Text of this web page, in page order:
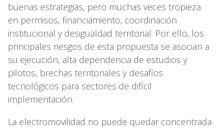
buenas estrategias, pero muchas veces tropieza
en permisos, financiamiento, coordinación
institucional y desigualdad territorial. Por ello, los
principales riesgos de esta propuesta se asocian a
su ejecución, alta dependencia de estudios y
pilotos, brechas territoriales y desafíos
tecnológicos para sectores de difícil
implementación.
La electromovilidad no puede quedar concentrada